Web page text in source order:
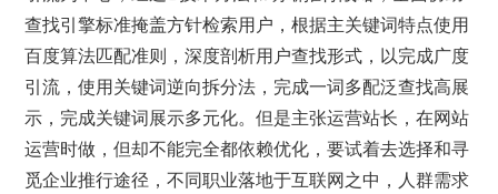
查找引擎标准掩盖方针检索用户，根据主关键词特点使用
百度算法匹配准则，深度剖析用户查找形式，以完成广度
引流，使用关键词逆向拆分法，完成一词多配泛查找高展
示，完成关键词展示多元化。但是主张运营站长，在网站
运营时做，但却不能完全都依赖优化，要试着去选择和寻
觅企业推行途径，不同职业落地于互联网之中，人群需求